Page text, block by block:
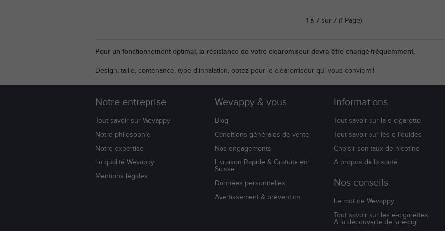
1 à 7 sur 7 (1 Page)
Pour un fonctionnement optimal, la résistance de votre clearomiseur devra être changé fréquemment.
Design, taille, contenance, type d'inhalation, optez pour le clearomiseur qui vous convient !
Notre entreprise
Tout savoir sur Wevappy
Notre philosophie
Notre expertise
La qualité Wevappy
Mentions légales
Wevappy & vous
Blog
Conditions générales de vente
Nos engagements
Livraison Rapide & Gratuite en
Suisse
Données personnelles
Avertissement & prévention
Informations
Tout savoir sur la e-cigarette
Tout savoir sur les e-liquides
Choisir son taux de nicotine
A propos de la santé
Nos conseils
Le mot de Wevappy
Tout savoir sur les e-cigarettes
A la découverte de la e-cig